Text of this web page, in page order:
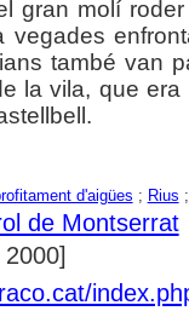
gran molí
vegades
també van
la vila, que
d'aigües ; Rius
de Montserrat